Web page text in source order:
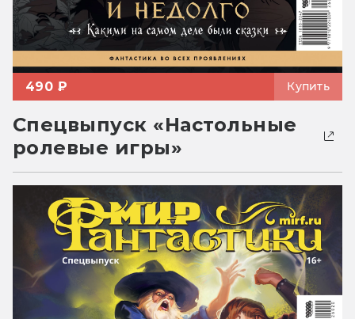
490 ₽ Купить
Спецвыпуск «Настольные
ролевые игры»